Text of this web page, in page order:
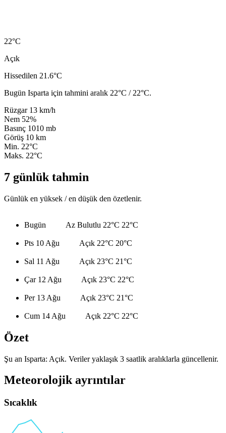
22°C
Açık
Hissedilen 21.6°C
Bugün Isparta için tahmini aralık 22°C / 22°C.
Rüzgar 13 km/h
Nem 52%
Basınç 1010 mb
Görüş 10 km
Min. 22°C
Maks. 22°C
7 günlük tahmin
Günlük en yüksek / en düşük den özetlenir.
Bugün Az Bulutlu 22°C 22°C
Pts 10 Ağu Açık 22°C 20°C
Sal 11 Ağu Açık 23°C 21°C
Çar 12 Ağu Açık 23°C 22°C
Per 13 Ağu Açık 23°C 21°C
Cum 14 Ağu Açık 22°C 22°C
Özet
Şu an Isparta: Açık. Veriler yaklaşık 3 saatlik aralıklarla güncellenir.
Meteorolojik ayrıntılar
Sıcaklık